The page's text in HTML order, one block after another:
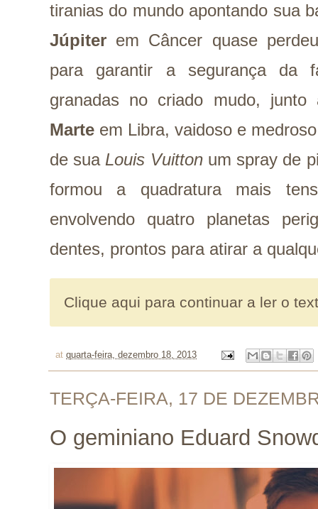
tiranias do mundo apontando sua
Júpiter em Câncer quase
para garantir a segurança da
granadas no criado mudo,
Marte em Libra, vaidoso e
de sua Louis Vuittonum spray de
formou a quadratura mais
envolvendo quatro planetas
dentes, prontos para atirar a
Clique aqui para continuar a ler o
at quarta-feira, dezembro 18, 2013
TERÇA-FEIRA, 17 DE
O geminiano Eduard